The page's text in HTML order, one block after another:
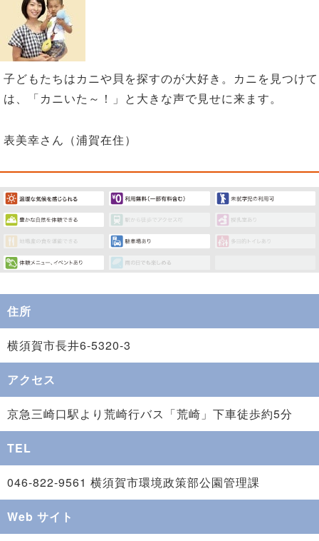
子どもたちはカニや貝を探すのが大好き。カニを見つけて
は、「カニいた～！」と大きな声で見せに来ます。
表美幸さん（浦賀在住）
住所
横須賀市長井6-5320-3
アクセス
京急三崎口駅より荒崎行バス「荒崎」下車徒歩約5分
TEL
046-822-9561 横須賀市環境政策部公園管理課
Web サイト